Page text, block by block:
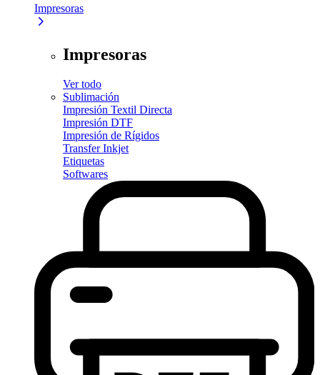
Impresoras
Impresoras
Ver todo
Sublimación
Impresión Textil Directa
Impresión DTF
Impresión de Rígidos
Transfer Inkjet
Etiquetas
Softwares